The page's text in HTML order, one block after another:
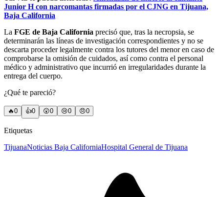
Junior H con narcomantas firmadas por el CJNG en Tijuana,
Baja California
La FGE de Baja California precisó que, tras la necropsia, se
determinarán las líneas de investigación correspondientes y no se
descarta proceder legalmente contra los tutores del menor en caso de
comprobarse la omisión de cuidados, así como contra el personal
médico y administrativo que incurrió en irregularidades durante la
entrega del cuerpo.
¿Qué te pareció?
🔥0 👍0 😲0 😢0 😠0
Etiquetas
TijuanaNoticias Baja CaliforniaHospital General de Tijuana